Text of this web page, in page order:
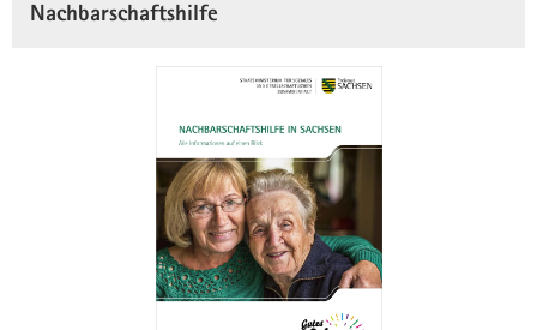
Nachbarschaftshilfe